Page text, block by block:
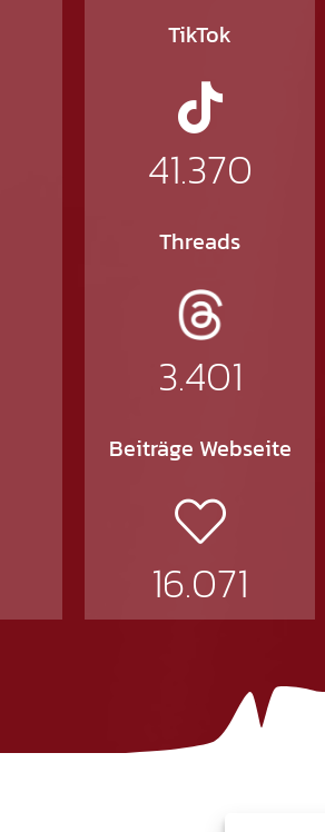
TikTok
41.370
Threads
3.401
Beiträge Webseite
16.071